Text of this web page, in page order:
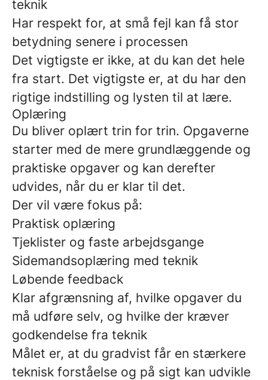
teknik
Har respekt for, at små fejl kan få stor
betydning senere i processen
Det vigtigste er ikke, at du kan det hele
fra start. Det vigtigste er, at du har den
rigtige indstilling og lysten til at lære.
Oplæring
Du bliver oplært trin for trin. Opgaverne
starter med de mere grundlæggende og
praktiske opgaver og kan derefter
udvides, når du er klar til det.
Der vil være fokus på:
Praktisk oplæring
Tjeklister og faste arbejdsgange
Sidemandsoplæring med teknik
Løbende feedback
Klar afgrænsning af, hvilke opgaver du
må udføre selv, og hvilke der kræver
godkendelse fra teknik
Målet er, at du gradvist får en stærkere
teknisk forståelse og på sigt kan udvikle